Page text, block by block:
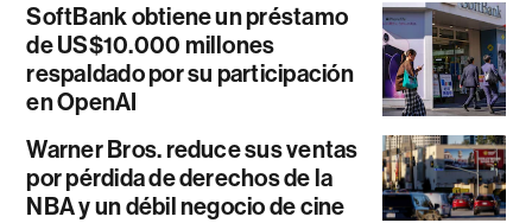
SoftBank obtiene un préstamo
de US$10.000 millones
respaldado por su participación
en OpenAI
Warner Bros. reduce sus ventas
por pérdida de derechos de la
NBA y un débil negocio de cine